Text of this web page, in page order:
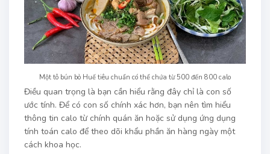
Một tô bún bò Huế tiêu chuẩn có thể chứa từ 500 đến 800 calo
Điều quan trọng là bạn cần hiểu rằng đây chỉ là con số
ước tính. Để có con số chính xác hơn, bạn nên tìm hiểu
thông tin calo từ chính quán ăn hoặc sử dụng ứng dụng
tính toán calo để theo dõi khẩu phần ăn hàng ngày một
cách khoa học.